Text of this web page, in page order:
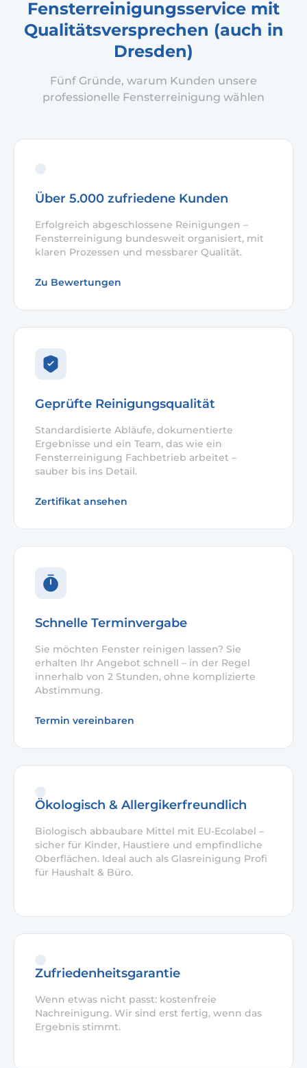
Fensterreinigungsservice mit
Qualitätsversprechen (auch in
Dresden)
Fünf Gründe, warum Kunden unsere
professionelle Fensterreinigung wählen
Über 5.000 zufriedene Kunden
Erfolgreich abgeschlossene Reinigungen –
Fensterreinigung bundesweit organisiert, mit
klaren Prozessen und messbarer Qualität.
Zu Bewertungen
Geprüfte Reinigungsqualität
Standardisierte Abläufe, dokumentierte
Ergebnisse und ein Team, das wie ein
Fensterreinigung Fachbetrieb arbeitet –
sauber bis ins Detail.
Zertifikat ansehen
Schnelle Terminvergabe
Sie möchten Fenster reinigen lassen? Sie
erhalten Ihr Angebot schnell – in der Regel
innerhalb von 2 Stunden, ohne komplizierte
Abstimmung.
Termin vereinbaren
Ökologisch & Allergikerfreundlich
Biologisch abbaubare Mittel mit EU-Ecolabel –
sicher für Kinder, Haustiere und empfindliche
Oberflächen. Ideal auch als Glasreinigung Profi
für Haushalt & Büro.
Zufriedenheitsgarantie
Wenn etwas nicht passt: kostenfreie
Nachreinigung. Wir sind erst fertig, wenn das
Ergebnis stimmt.